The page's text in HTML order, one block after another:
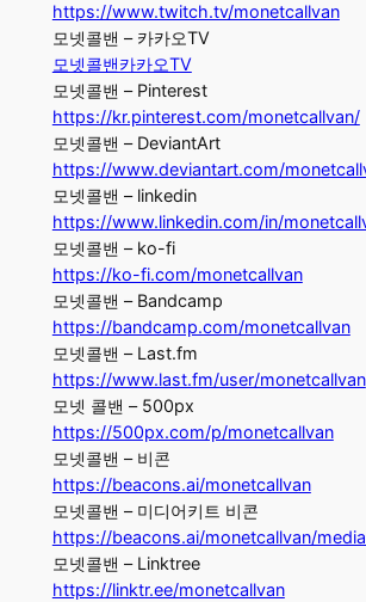
https://www.twitch.tv/monetcallvan
모넷콜밴 – 카카오TV
모넷콜밴카카오TV
모넷콜밴 – Pinterest
https://kr.pinterest.com/monetcallvan/
모넷콜밴 – DeviantArt
https://www.deviantart.com/
모넷콜밴 – linkedin
https://www.linkedin.com/in/
모넷콜밴 – ko-fi
https://ko-fi.com/monetcallvan
모넷콜밴 – Bandcamp
https://bandcamp.com/monetcallvan
모넷콜밴 – Last.fm
https://www.last.fm/user/monetcallvan
모넷 콜밴 – 500px
https://500px.com/p/monetcallvan
모넷콜밴 – 비콘
https://beacons.ai/monetcallvan
모넷콜밴 – 미디어키트 비콘
https://beacons.ai/monetcallvan/
모넷콜밴 – Linktree
https://linktr.ee/monetcallvan